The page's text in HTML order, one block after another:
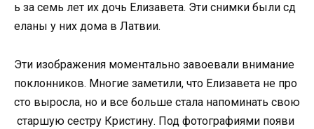
ь за семь лет их дочь Елизавета. Эти снимки были сд
еланы у них дома в Латвии.
Эти изображения моментально завоевали внимание
поклонников. Многие заметили, что Елизавета не про
сто выросла, но и все больше стала напоминать свою
старшую сестру Кристину. Под фотографиями появи